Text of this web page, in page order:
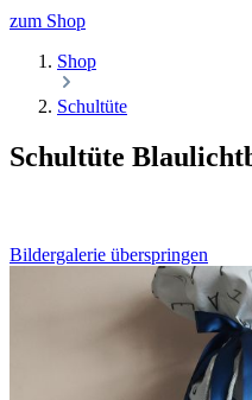
zum Shop
Shop
Schultüte
Schultüte
Bildergalerie überspringen